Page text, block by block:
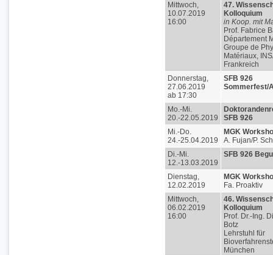
Mittwoch,
10.07.2019
16:00
47.
Kolloquium
in Koop. mit
Prof. Fabrice
Département
Groupe de
Matériaux,
Frankreich
Donnerstag,
27.06.2019
ab 17:30
SFB 926
Sommerfest/
Mo.-Mi.
20.-22.05.2019
SFB 926
Mi.-Do.
24.-25.04.2019
MGK
A. Fujan/P.
Di.-Mi.
12.-13.03.2019
SFB 926
Dienstag,
12.02.2019
MGK
Fa. Proaktiv
Mittwoch,
06.02.2019
16:00
46.
Kolloquium
Prof. Dr.-Ing.
Botz
Lehrstuhl für
München